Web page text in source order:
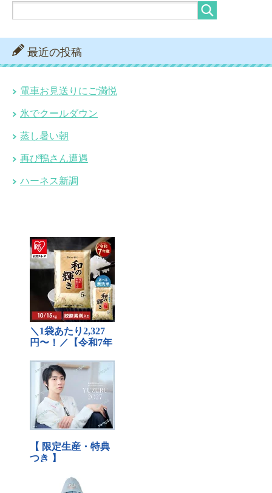
最近の投稿
電車お見送りにご満悦
氷でクールダウン
蒸し暑い朝
再び鴨さん遭遇
ハーネス新調